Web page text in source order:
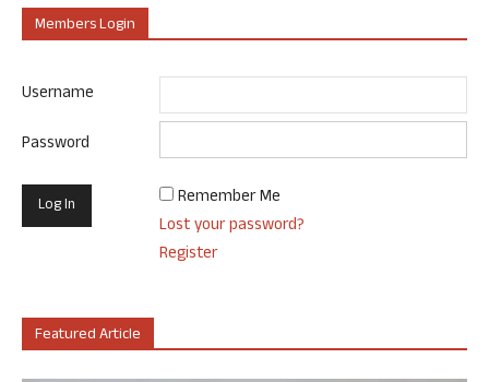
Members Login
Username
Password
Remember Me
Lost your password?
Register
Featured Article